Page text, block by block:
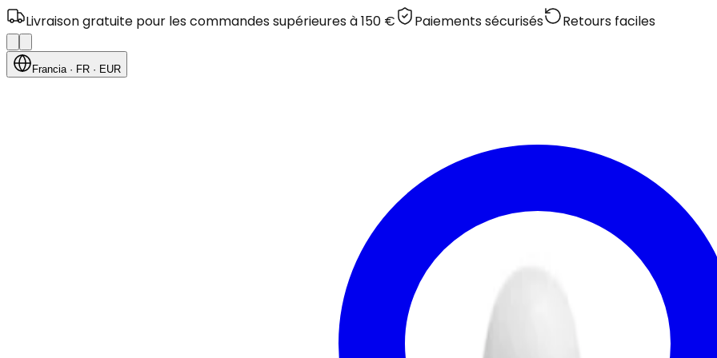
Livraison gratuite pour les commandes supérieures à 150 € Paiements sécurisés Retours faciles
Francia· FR · EUR